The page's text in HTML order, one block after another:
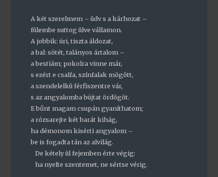
A két szerelmem – üdv s a kárhozat –
fülembe suttog ülve vállamon.
A jobbik: úri, tiszta áldozat,
a bal: sötét, talányos ártalom –
a bestiám; pokolra vinne már,
s ezért e csalfa, színfalak mögött,
a szendelelkü férfiszentre vár,
s az angyalomba bújtat ördögöt.
E bűnt magam csupán gyaníthatom;
a rózsarejte két barát kihág,
ha démonom kisérti angyalom –
be is fogadta tán az alvilág.
De kétely ül fejemben érte végig:
ha nyelte szentemet, ne sértse vérig.